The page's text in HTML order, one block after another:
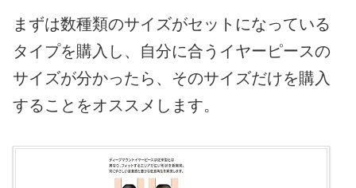
まずは数種類のサイズがセットになっている
タイプを購入し、自分に合うイヤーピースの
サイズが分かったら、そのサイズだけを購入
することをオススメします。